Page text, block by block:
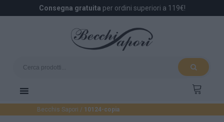
Consegna gratuita per ordini superiori a 119€!
Becchis Sapori / 10124-copia